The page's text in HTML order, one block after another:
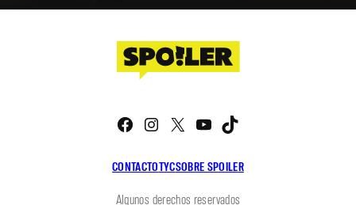
CONTACTOTYCSOBRE SPOILER
Facebook
Instagram
X YouTube
Algunos derechos reservados